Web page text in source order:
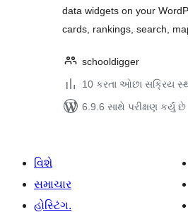
data widgets on your
cards, rankings, search,
schooldigger
10 કરતા ઓછા સક્રિય
6.9.6 સાથે પરીક્ષણ કર્યું છે
વિશે
સમાચાર
હોસ્ટિંગ.